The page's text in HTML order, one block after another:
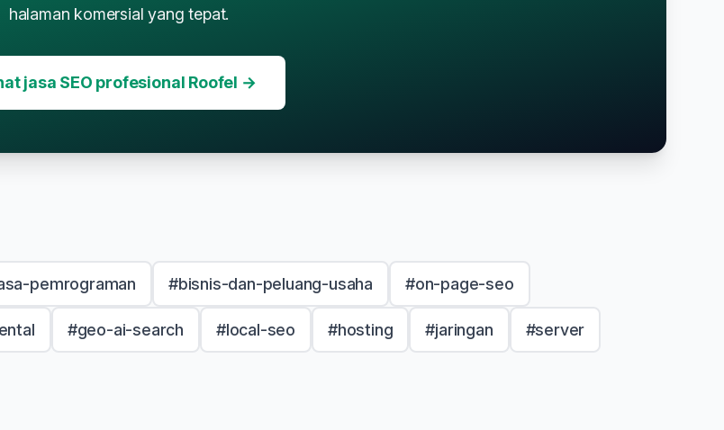
halaman komersial yang tepat.
jasa SEO profesional Roofel →
pemrograman #bisnis-dan-peluang-usaha #on-page-seo
#geo-ai-search #local-seo #hosting #jaringan #server